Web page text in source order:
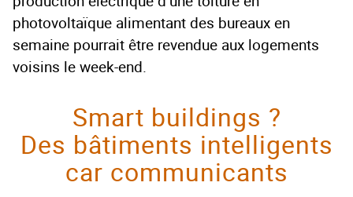
photovoltaïque alimentant des bureaux en
semaine pourrait être revendue aux logements
voisins le week-end.
Smart buildings ?
Des bâtiments intelligents
car communicants